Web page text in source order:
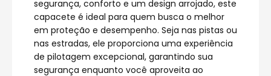
segurança, conforto e um design arrojado, este
capacete é ideal para quem busca o melhor
em proteção e desempenho. Seja nas pistas ou
nas estradas, ele proporciona uma experiência
de pilotagem excepcional, garantindo sua
segurança enquanto você aproveita ao